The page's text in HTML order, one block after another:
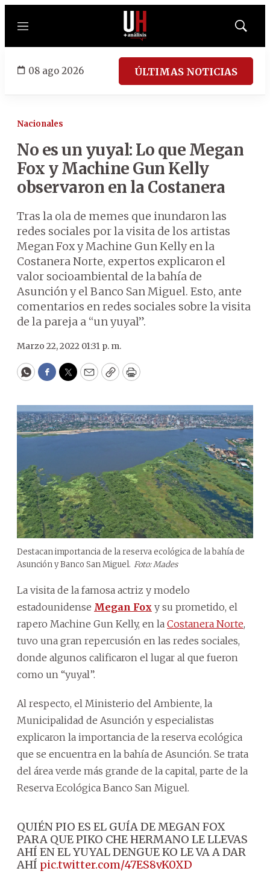
Menú
Mostrar
08 ago 2026 ÚLTIMAS NOTICIAS
Nacionales
No es un yuyal: Lo que Megan
Fox y Machine Gun Kelly
observaron en la Costanera
Tras la ola de memes que inundaron las
redes sociales por la visita de los artistas
Megan Fox y Machine Gun Kelly en la
Costanera Norte, expertos explicaron el
valor socioambiental de la bahía de
Asunción y el Banco San Miguel. Esto, ante
comentarios en redes sociales sobre la visita
de la pareja a “un yuyal”.
Marzo 22, 2022 01:31 p. m.
WhatsApp
Facebook
Twitter
EmailCopyPrint
Destacan importancia de la reserva ecológica de la bahía de
Asunción y Banco San Miguel. Foto: Mades
La visita de la famosa actriz y modelo
estadounidense Megan Fox y su prometido, el
rapero Machine Gun Kelly, en la Costanera Norte,
tuvo una gran repercusión en las redes sociales,
donde algunos calificaron el lugar al que fueron
como un “yuyal”.
Al respecto, el Ministerio del Ambiente, la
Municipalidad de Asunción y especialistas
explicaron la importancia de la reserva ecológica
que se encuentra en la bahía de Asunción. Se trata
del área verde más grande de la capital, parte de la
Reserva Ecológica Banco San Miguel.
QUIÉN PIO ES EL GUÍA DE MEGAN FOX
PARA QUE PIKO CHE HERMANO LE LLEVAS
AHÍ EN EL YUYAL DENGUE KO LE VA A DAR
AHÍ pic.twitter.com/47ES8vK0XD